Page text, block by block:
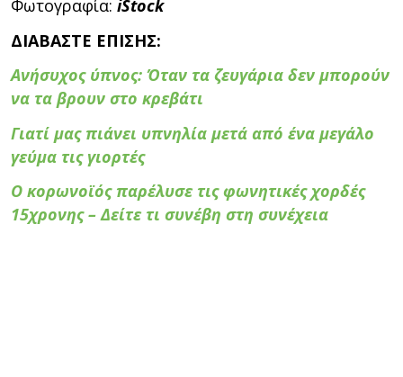
Φωτογραφία: iStock
ΔΙΑΒΑΣΤΕ ΕΠΙΣΗΣ:
Ανήσυχος ύπνος: Όταν τα ζευγάρια δεν μπορούν
να τα βρουν στο κρεβάτι
Γιατί μας πιάνει υπνηλία μετά από ένα μεγάλο
γεύμα τις γιορτές
Ο κορωνοϊός παρέλυσε τις φωνητικές χορδές
15χρονης – Δείτε τι συνέβη στη συνέχεια